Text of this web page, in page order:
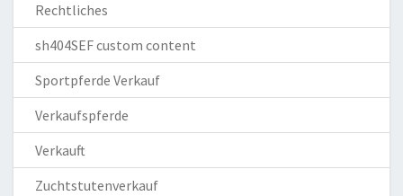
Rechtliches
sh404SEF custom content
Sportpferde Verkauf
Verkaufspferde
Verkauft
Zuchtstutenverkauf